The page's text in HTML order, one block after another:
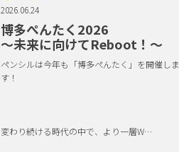
2026.06.24
博多ぺんたく2026
〜未来に向けてReboot！〜
ペンシルは今年も「博多ぺんたく」を開催しま
す！
変わり続ける時代の中で、より一層W…